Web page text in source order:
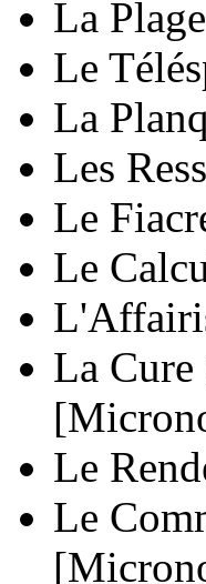
La Plage
Le
La
Les
Le
Le
La Cure
Le
Le